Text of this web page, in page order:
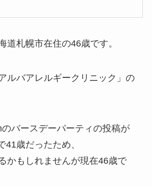
道札幌市在住の46歳です。
ルバアレルギークリニック」の
バースデーパーティの投稿が
41歳だったため、
かもしれませんが現在46歳で